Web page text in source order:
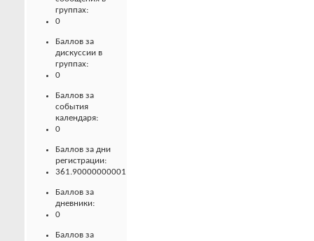
группах:
0
Баллов за
дискуссии в
группах:
0
Баллов за
события
календаря:
0
Баллов за дни
регистрации:
361.90000000001
Баллов за
дневники:
0
Баллов за